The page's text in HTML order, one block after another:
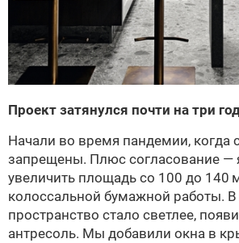
Проект затянулся почти на три
Начали во время пандемии, когда
запрещены. Плюс согласование —
увеличить площадь со 100 до 140
колоссальной бумажной работы. В
пространство стало светлее,
антресоль. Мы добавили окна в